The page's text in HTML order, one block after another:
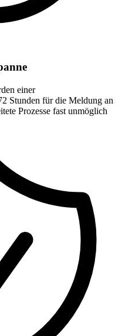
einer
Stunden für die Meldung an
Prozesse fast unmöglich